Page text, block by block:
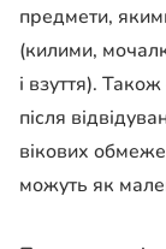
предмети,
(килими,
і взуття).
після
вікових
можуть як